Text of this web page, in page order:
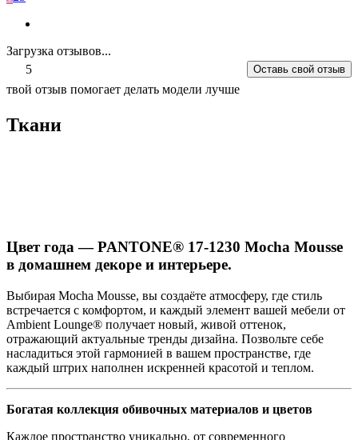
Загрузка отзывов...
5
Оставь свой отзыв
твой отзыв помогает делать модели лучше
Ткани
Цвет года — PANTONE® 17-1230 Mocha Mousse
в домашнем декоре и интерьере.
Выбирая Mocha Mousse, вы создаёте атмосферу, где стиль
встречается с комфортом, и каждый элемент вашей мебели от
Ambient Lounge® получает новый, живой оттенок,
отражающий актуальные тренды дизайна. Позвольте себе
насладиться этой гармонией в вашем пространстве, где
каждый штрих наполнен искренней красотой и теплом.
Богатая коллекция обивочных материалов и цветов
Каждое пространство уникально, от современного